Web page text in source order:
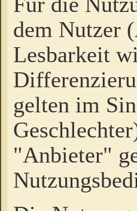
dem Nutzer
Lesbarkeit
gelten im
"Anbieter"